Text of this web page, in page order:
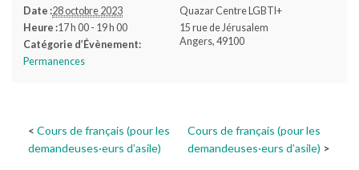
Date :28 octobre 2023
Heure :17 h 00 - 19 h 00
Catégorie d’Évènement:
Permanences
Quazar Centre LGBTI+
15 rue de Jérusalem
Angers, 49100
Cours de français (pour les
demandeuses·eurs d’asile)
Cours de français (pour les
demandeuses·eurs d’asile)